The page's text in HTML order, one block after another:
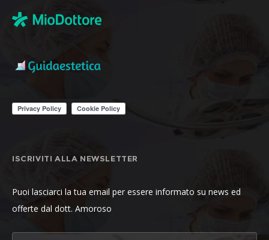
ISCRIVITI ALLA NEWSLETTER
Puoi lasciarci la tua email per essere informato su news ed
offerte dal dott. Amoroso